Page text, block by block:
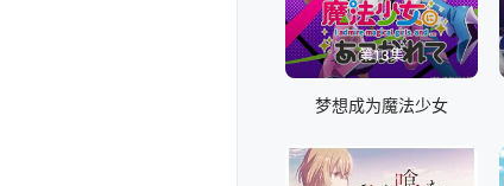
第13集
梦想成为魔法少女